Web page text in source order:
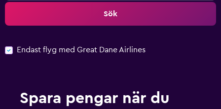
Sök
Endast flyg med Great Dane Airlines
Spara pengar när du